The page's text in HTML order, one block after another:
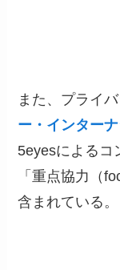
また、プライ
ー・インター
5eyesによるコ
「重点協力（
含まれている。